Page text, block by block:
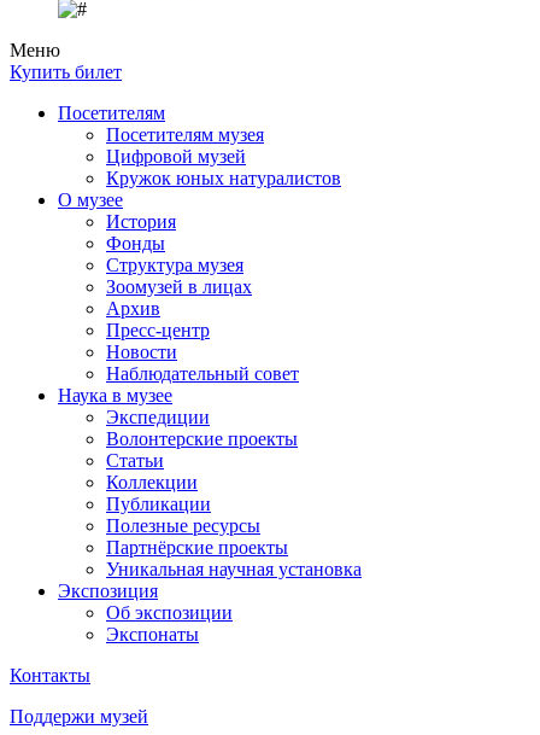
Меню
Купить билет
Посетителям
Посетителям музея
Цифровой музей
Кружок юных натуралистов
О музее
История
Фонды
Структура музея
Зоомузей в лицах
Архив
Пресс-центр
Новости
Наблюдательный совет
Наука в музее
Экспедиции
Волонтерские проекты
Статьи
Коллекции
Публикации
Полезные ресурсы
Партнёрские проекты
Уникальная научная установка
Экспозиция
Об экспозиции
Экспонаты
Контакты
Поддержи музей